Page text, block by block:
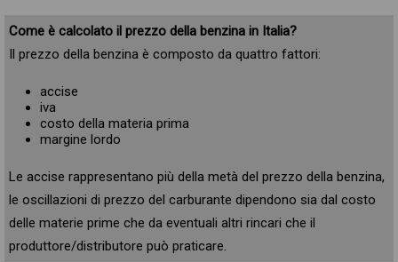
Come è calcolato il prezzo della benzina in Italia?
Il prezzo della benzina è composto da quattro fattori:
accise
iva
costo della materia prima
margine lordo
Le accise rappresentano più della metà del prezzo della benzina,
le oscillazioni di prezzo del carburante dipendono sia dal costo
delle materie prime che da eventuali altri rincari che il
produttore/distributore può praticare.